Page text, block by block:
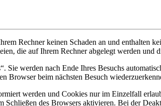
Rechner keinen Schaden an und enthalten
die auf Ihrem Rechner abgelegt werden und
Sie werden nach Ende Ihres Besuchs
Browser beim nächsten Besuch
werden und Cookies nur im Einzelfall
Schließen des Browsers aktivieren. Bei der